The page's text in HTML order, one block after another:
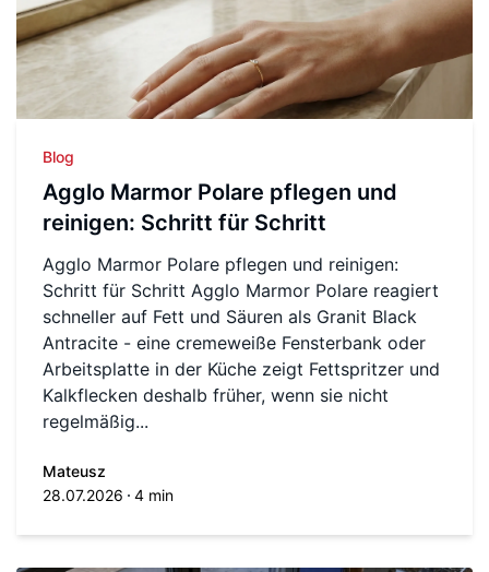
Blog
Agglo Marmor Polare pflegen und
reinigen: Schritt für Schritt
Agglo Marmor Polare pflegen und reinigen:
Schritt für Schritt Agglo Marmor Polare reagiert
schneller auf Fett und Säuren als Granit Black
Antracite - eine cremeweiße Fensterbank oder
Arbeitsplatte in der Küche zeigt Fettspritzer und
Kalkflecken deshalb früher, wenn sie nicht
regelmäßig...
Mateusz
28.07.2026
4 min